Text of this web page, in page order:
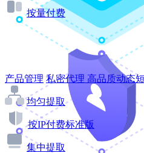
按量付费
产品管理 私密代理 高品质动态
均匀提取
按IP付费标准版
集中提取